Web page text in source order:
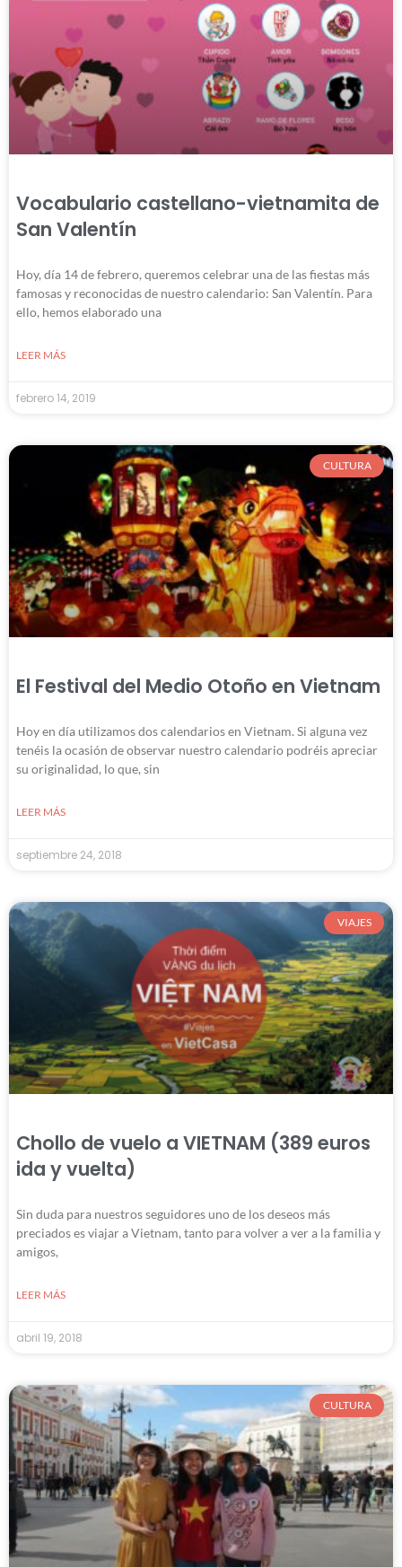
Vocabulario castellano-vietnamita de
San Valentín
Hoy, día 14 de febrero, queremos celebrar una de las fiestas más
famosas y reconocidas de nuestro calendario: San Valentín. Para
ello, hemos elaborado una
LEER MÁS
febrero 14, 2019
CULTURA
El Festival del Medio Otoño en Vietnam
Hoy en día utilizamos dos calendarios en Vietnam. Si alguna vez
tenéis la ocasión de observar nuestro calendario podréis apreciar
su originalidad, lo que, sin
LEER MÁS
septiembre 24, 2018
VIAJES
Chollo de vuelo a VIETNAM (389 euros
ida y vuelta)
Sin duda para nuestros seguidores uno de los deseos más
preciados es viajar a Vietnam, tanto para volver a ver a la familia y
amigos,
LEER MÁS
abril 19, 2018
CULTURA